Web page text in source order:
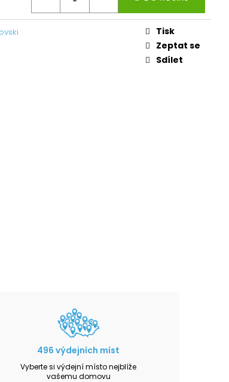
Tisk
Zeptat se
Sdílet
496 výdejních míst
Vyberte si výdejní místo nejblíže
vašemu domovu